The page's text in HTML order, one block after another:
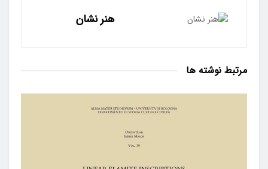
هنر نشان
مرتبط نوشته ها